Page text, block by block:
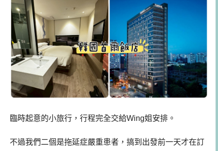
臨時起意的小旅行，行程完全交給Wing姐安排。
不過我們二個是拖延症嚴重患者，搞到出發前一天才在訂